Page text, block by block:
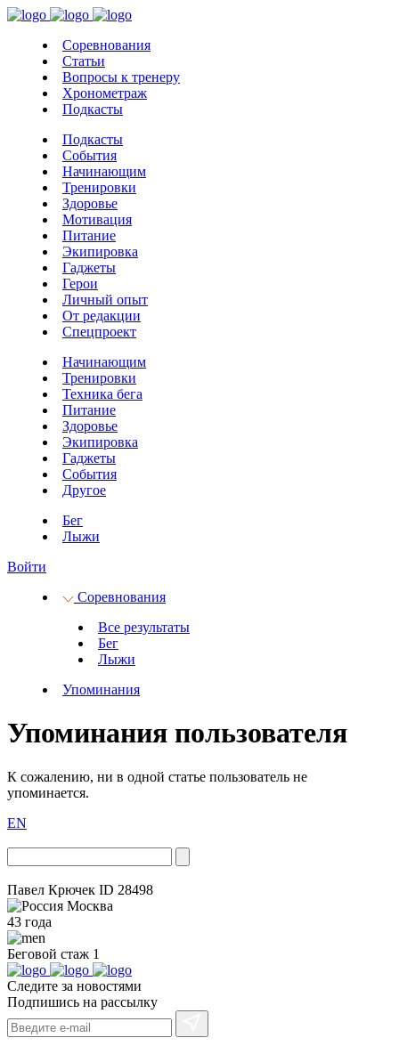
Соревнования
Статьи
Вопросы к тренеру
Хронометраж
Подкасты
Подкасты
События
Начинающим
Тренировки
Здоровье
Мотивация
Питание
Экипировка
Гаджеты
Герои
Личный опыт
От редакции
Спецпроект
Начинающим
Тренировки
Техника бега
Питание
Здоровье
Экипировка
Гаджеты
События
Другое
Бег
Лыжи
Войти
Соревнования
Все результаты
Бег
Лыжи
Упоминания
Упоминания пользователя
К сожалению, ни в одной статье пользователь не
упоминается.
EN
Павел Крючек ID 28498
Москва
43 года
Беговой стаж 1
Следите за новостями
Подпишись на рассылку